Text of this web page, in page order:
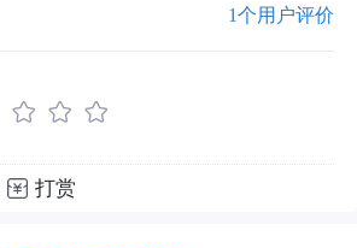
1个用户评价
打赏